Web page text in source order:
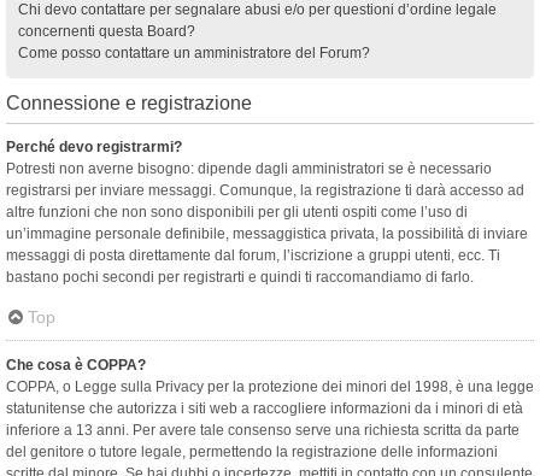
Chi devo contattare per segnalare abusi e/o per questioni d’ordine legale
concernenti questa Board?
Come posso contattare un amministratore del Forum?
Connessione e registrazione
Perché devo registrarmi?
Potresti non averne bisogno: dipende dagli amministratori se è necessario
registrarsi per inviare messaggi. Comunque, la registrazione ti darà accesso ad
altre funzioni che non sono disponibili per gli utenti ospiti come l’uso di
un’immagine personale definibile, messaggistica privata, la possibilità di inviare
messaggi di posta direttamente dal forum, l’iscrizione a gruppi utenti, ecc. Ti
bastano pochi secondi per registrarti e quindi ti raccomandiamo di farlo.
Top
Che cosa è COPPA?
COPPA, o Legge sulla Privacy per la protezione dei minori del 1998, è una legge
statunitense che autorizza i siti web a raccogliere informazioni da i minori di età
inferiore a 13 anni. Per avere tale consenso serve una richiesta scritta da parte
del genitore o tutore legale, permettendo la registrazione delle informazioni